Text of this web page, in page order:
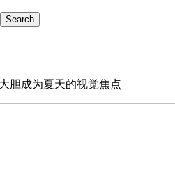
胆成为夏天的视觉焦点